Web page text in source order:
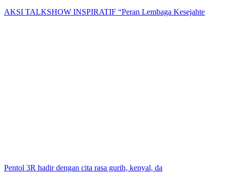
AKSI TALKSHOW INSPIRATIF “Peran Lembaga Kesejahte
Pentol 3R hadir dengan cita rasa gurih, kenyal, da